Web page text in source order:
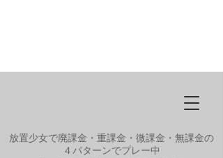
放置少女で廃課金・重課金・微課金・無課金の
４パターンでプレー中